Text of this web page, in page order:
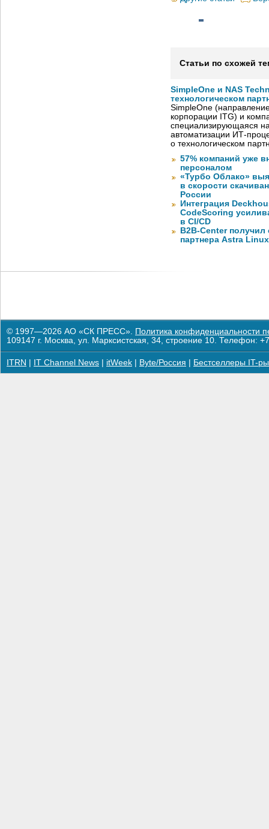
Статьи по схожей
SimpleOne и NAS
технологическом
SimpleOne
корпорации ITG) и
специализирующаяся
автоматизации ИТ-
о технологическом
57% компаний уже
персоналом
«Турбо Облако»
в скорости
России
Интеграция
CodeScoring
в CI/CD
B2B-Center получил
партнера Astra Linux
© 1997—2026 АО «СК ПРЕСС». Политика конфиденциальности
109147 г. Москва, ул. Марксистская, 34, строение 10. Телефон:
ITRN IT Channel News itWeek Byte/Россия Бестселлеры IT-